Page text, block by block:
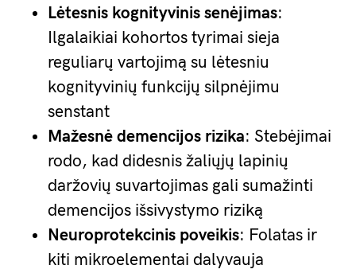
Lėtesnis kognityvinis senėjimas:
Ilgalaikiai kohortos tyrimai sieja
reguliarų vartojimą su lėtesniu
kognityvinių funkcijų silpnėjimu
senstant
Mažesnė demencijos rizika: Stebėjimai
rodo, kad didesnis žaliųjų lapinių
daržovių suvartojimas gali sumažinti
demencijos išsivystymo riziką
Neuroprotekcinis poveikis: Folatas ir
kiti mikroelementai dalyvauja